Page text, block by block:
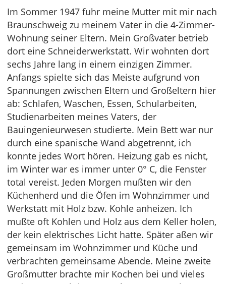
Im Sommer 1947 fuhr meine Mutter mit mir nach
Braunschweig zu meinem Vater in die 4-Zimmer-
Wohnung seiner Eltern. Mein Großvater betrieb
dort eine Schneiderwerkstatt. Wir wohnten dort
sechs Jahre lang in einem einzigen Zimmer.
Anfangs spielte sich das Meiste aufgrund von
Spannungen zwischen Eltern und Großeltern hier
ab: Schlafen, Waschen, Essen, Schularbeiten,
Studienarbeiten meines Vaters, der
Bauingenieurwesen studierte. Mein Bett war nur
durch eine spanische Wand abgetrennt, ich
konnte jedes Wort hören. Heizung gab es nicht,
im Winter war es immer unter 0° C, die Fenster
total vereist. Jeden Morgen mußten wir den
Küchenherd und die Öfen im Wohnzimmer und
Werkstatt mit Holz bzw. Kohle anheizen. Ich
mußte oft Kohlen und Holz aus dem Keller holen,
der kein elektrisches Licht hatte. Später aßen wir
gemeinsam im Wohnzimmer und Küche und
verbrachten gemeinsame Abende. Meine zweite
Großmutter brachte mir Kochen bei und vieles